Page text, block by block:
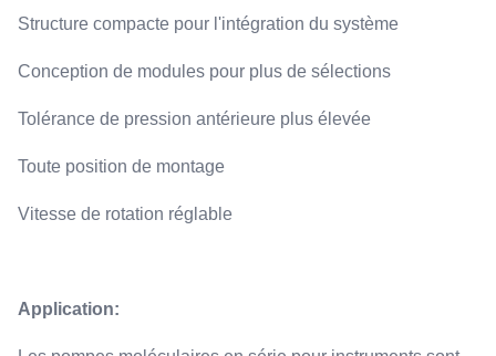
Structure compacte pour l'intégration du système
Conception de modules pour plus de sélections
Tolérance de pression antérieure plus élevée
Toute position de montage
Vitesse de rotation réglable
Application: